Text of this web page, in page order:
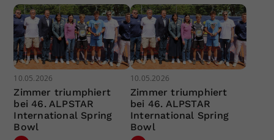
10.05.2026
Zimmer triumphiert
bei 46. ALPSTAR
International Spring
Bowl
10.05.2026
Zimmer triumphiert
bei 46. ALPSTAR
International Spring
Bowl